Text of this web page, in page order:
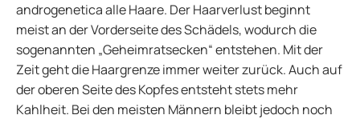
androgenetica alle Haare. Der Haarverlust beginnt
meist an der Vorderseite des Schädels, wodurch die
sogenannten „Geheimratsecken“ entstehen. Mit der
Zeit geht die Haargrenze immer weiter zurück. Auch auf
der oberen Seite des Kopfes entsteht stets mehr
Kahlheit. Bei den meisten Männern bleibt jedoch noch